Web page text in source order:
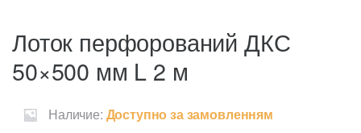
Лоток перфорований ДКС
50×500 мм L 2 м
Наличие: Доступно за замовленням